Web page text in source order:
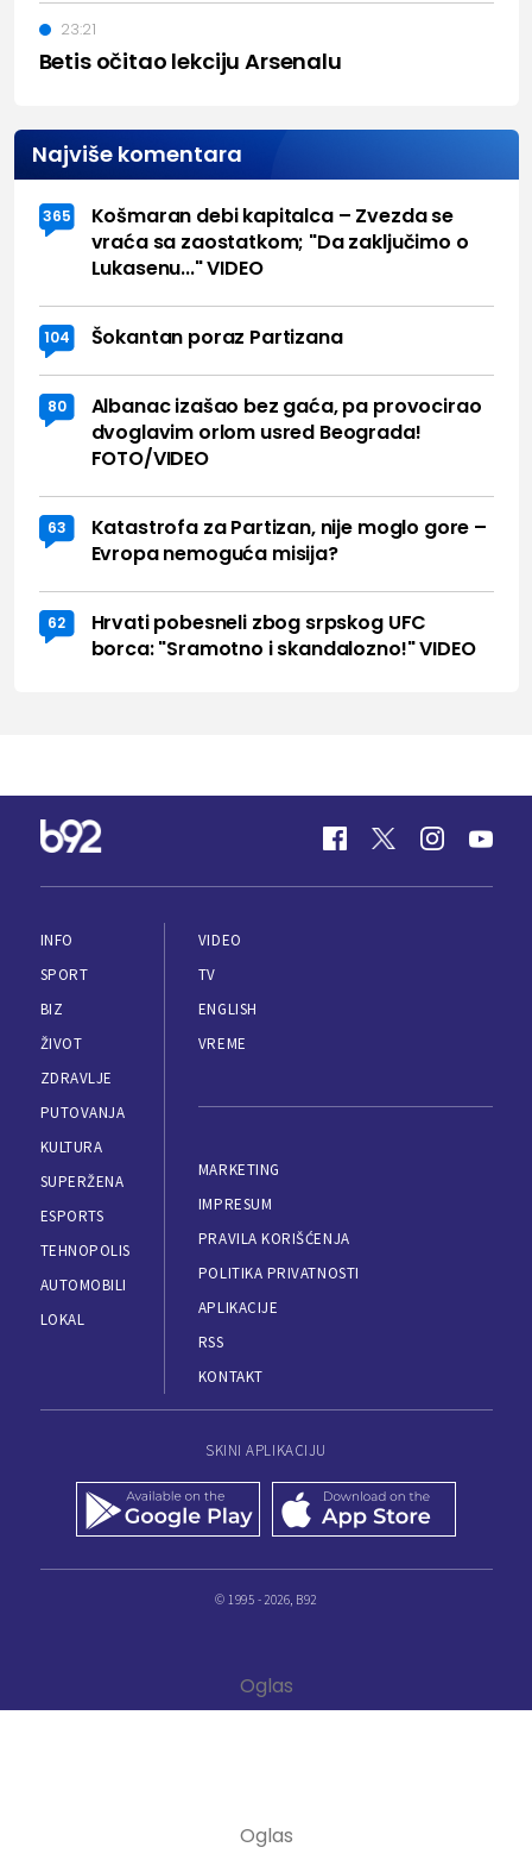
Betis očitao lekciju Arsenalu
23:21
Najviše komentara
365
Košmaran debi kapitalca – Zvezda se
vraća sa zaostatkom; "Da zaključimo o
Lukasenu..." VIDEO
104 Šokantan poraz Partizana
80
Albanac izašao bez gaća, pa provocirao
dvoglavim orlom usred Beograda!
FOTO/VIDEO
63
Katastrofa za Partizan, nije moglo gore –
Evropa nemoguća misija?
62
Hrvati pobesneli zbog srpskog UFC
borca: "Sramotno i skandalozno!" VIDEO
INFO
SPORT
BIZ
ŽIVOT
ZDRAVLJE
PUTOVANJA
KULTURA
SUPERŽENA
ESPORTS
TEHNOPOLIS
AUTOMOBILI
LOKAL
VIDEO
TV
ENGLISH
VREME
MARKETING
IMPRESUM
PRAVILA KORIŠĆENJA
POLITIKA PRIVATNOSTI
APLIKACIJE
RSS
KONTAKT
SKINI APLIKACIJU
© 1995 - 2026, B92